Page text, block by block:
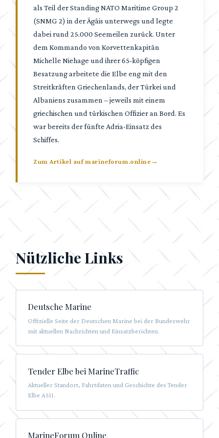
als Teil der Standing NATO Maritime Group 2
(SNMG 2) in der Ägäis unterwegs und legte
dabei rund 25.000 Seemeilen zurück. Unter
dem Kommando von Korvettenkapitän
Michelle Niehage und ihrer 65-köpfigen
Besatzung arbeitete die Elbe eng mit den
Streitkräften Griechenlands, der Türkei und
Albaniens zusammen – jeweils mit einem
griechischen und türkischen Offizier an Bord. Es
war bereits der fünfte Adria-Einsatz des
Schiffes.
Zum Artikel auf marineforum.online
Nützliche Links
Deutsche Marine
Offizielle Seite der Deutschen Marine bei der Bundeswehr
mit aktuellen Nachrichten und Einsatzberichten.
Tender Elbe bei MarineTraffic
Aktueller Standort, Fahrtdaten und Geschichte des Tender
Elbe A511.
MarineForum Online